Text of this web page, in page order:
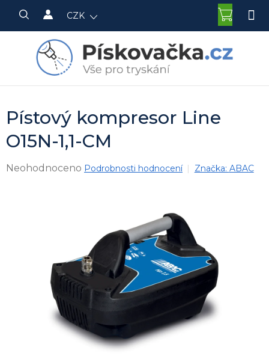
obsah
CZK
KOŠÍK
Pístový kompresor Line
O15N-1,1-CM
Průměrné
hvězdiček.
Neohodnoceno Podrobnosti hodnocení Značka: ABAC